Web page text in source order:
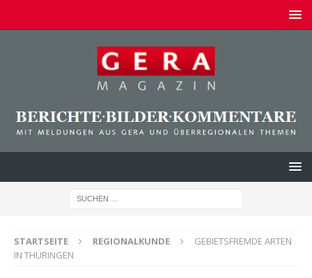
STARTSEITE REGIONALKUNDE
GEBIETSFREMDE ARTEN
IN THÜRINGEN